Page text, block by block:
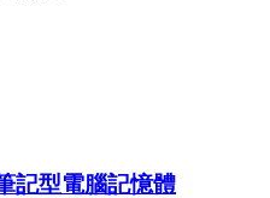
記型電腦記憶體